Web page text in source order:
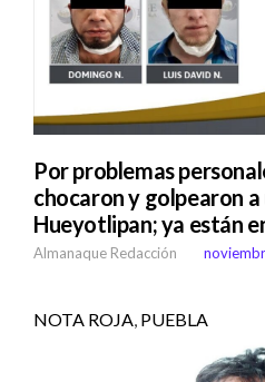
Por problemas
chocaron y golpearon a
Hueyotlipan; ya están
Almanaque Redacción
NOTA ROJA, PUEBLA